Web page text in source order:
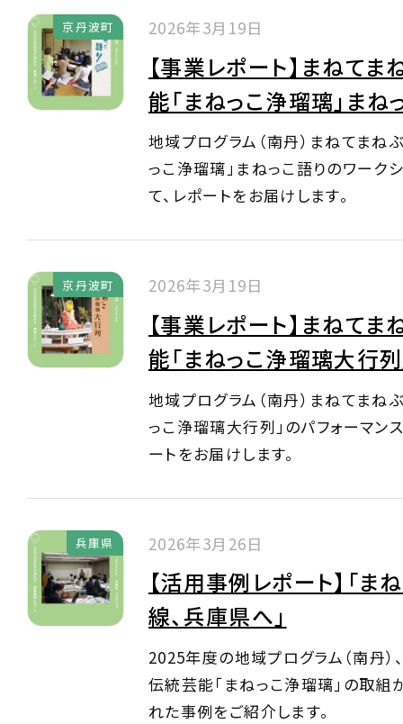
京丹波町 2026年3月19日
【事業レポート】まねて
能「まねっこ浄瑠璃」まね
地域プログラム（南丹）まねてまね
っこ浄瑠璃」まねっこ語りのワーク
て、レポートをお届けします。
京丹波町 2026年3月19日
【事業レポート】まねて
能「まねっこ浄瑠璃大行列
地域プログラム（南丹）まねてまね
っこ浄瑠璃大行列」のパフォーマン
ートをお届けします。
兵庫県 2026年3月26日
【活用事例レポート】「ま
線、兵庫県へ」
2025年度の地域プログラム（南丹）
伝統芸能「まねっこ浄瑠璃」の取
れた事例をご紹介します。